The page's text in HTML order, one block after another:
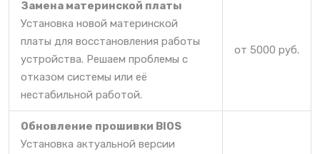
Замена материнской платы
Установка новой материнской
платы для восстановления работы
устройства. Решаем проблемы с
отказом системы или её
нестабильной работой.
от 5000 руб.
Обновление прошивки BIOS
Установка актуальной версии